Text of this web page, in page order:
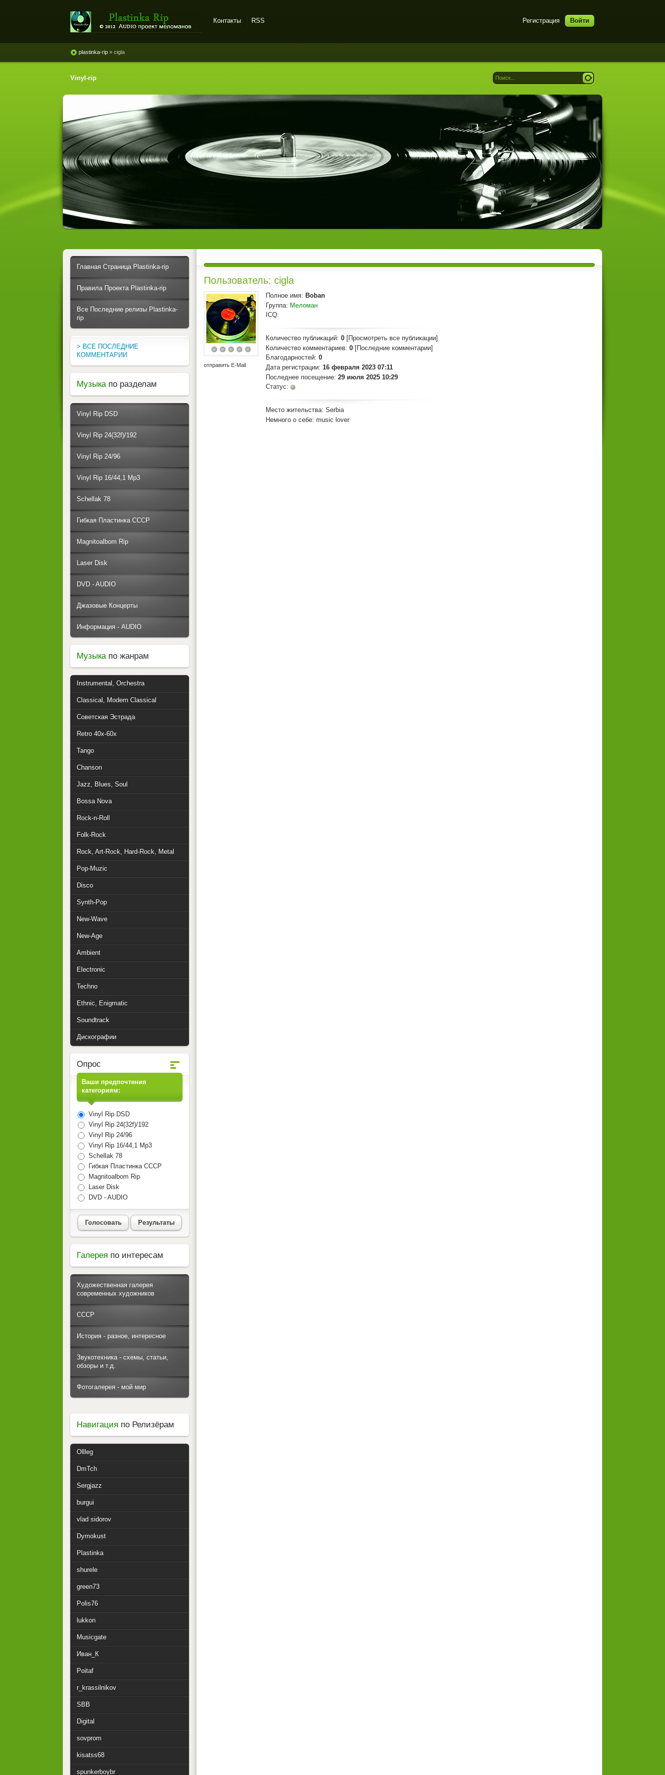
винила и магнитоальбомов
Регистрация Войти
Контакты RSS
plastinka-rip » cigla
Vinyl-rip
Пользователь: cigla
отправить E-Mail
Полное имя: Boban
Группа: Меломан
ICQ:
Количество публикаций: 0 [Просмотреть все публикации]
Количество комментариев: 0 [Последние комментарии]
Благодарностей: 0
Дата регистрации: 16 февраля 2023 07:11
Последнее посещение: 29 июля 2025 10:29
Статус:
Место жительства: Serbia
Немного о себе: music lover
Главная Страница Plastinka-rip
Правила Проекта Plastinka-rip
Все Последние релизы Plastinka-
rip
> ВСЕ ПОСЛЕДНИЕ
КОММЕНТАРИИ
Музыка по разделам
Vinyl Rip DSD
Vinyl Rip 24(32f)/192
Vinyl Rip 24/96
Vinyl Rip 16/44,1 Mp3
Schellak 78
Гибкая Пластинка СССР
Magnitoalbom Rip
Laser Disk
DVD - AUDIO
Джазовые Концерты
Информация - AUDIO
Музыкапо жанрам
Instrumental, Orchestra
Classical, Modern Classical
Советская Эстрада
Retro 40x-60x
Tango
Chanson
Jazz, Blues, Soul
Bossa Nova
Rock-n-Roll
Folk-Rock
Rock, Art-Rock, Hard-Rock, Metal
Pop-Muzic
Disco
Synth-Pop
New-Wave
New-Age
Ambient
Electronic
Techno
Ethnic, Enigmatic
Soundtrack
Дискографии
Опрос
Ваши предпочтения
категориям:
Vinyl Rip DSD
Vinyl Rip 24(32f)/192
Vinyl Rip 24/96
Vinyl Rip 16/44,1 Mp3
Schellak 78
Гибкая Пластинка СССР
Magnitoalbom Rip
Laser Disk
DVD - AUDIO
Голосовать Результаты
Галерея по интересам
Художественная галерея
современных художников
СССР
История - разное, интересное
Звукотехника - схемы, статьи,
обзоры и т.д.
Фотогалерея - мой мир
Навигация по Релизёрам
Ollleg
DmTch
Sergjazz
burgui
vlad sidorov
Dymokust
Plastinka
shurele
green73
Polis76
lukkon
Musicgate
Иван_К
Poitaf
r_krassilnikov
SBB
Digital
sovprom
kisatss68
spunkerboybr